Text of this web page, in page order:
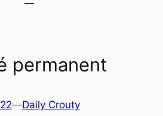
permanent
—Daily Crouty